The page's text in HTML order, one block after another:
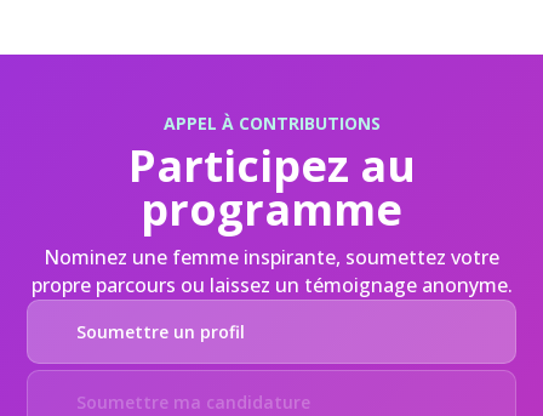
APPEL À CONTRIBUTIONS
Participez au
programme
Nominez une femme inspirante, soumettez votre
propre parcours ou laissez un témoignage anonyme.
Soumettre un profil
Soumettre ma candidature